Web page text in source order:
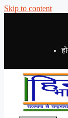
Skip to content